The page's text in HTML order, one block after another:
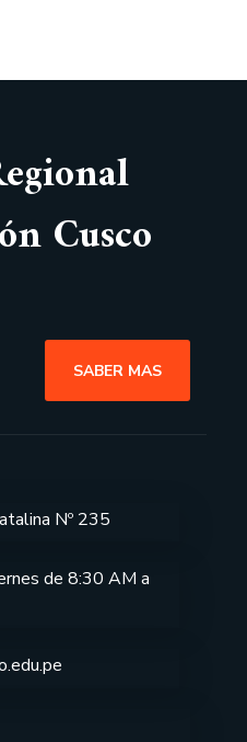
Cusco
SABER MAS
Nº 235
de 8:30 AM a